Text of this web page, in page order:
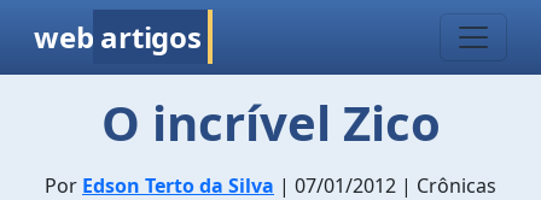
web artigos
O incrível Zico
Por Edson Terto da Silva | 07/01/2012 | Crônicas